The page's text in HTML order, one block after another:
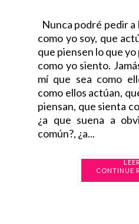
Nunca podré pedir a
como yo soy, que
que piensen lo que
como yo siento.
mí que sea como
como ellos actúan,
piensan, que sienta
¿a que suena a
común?, ¿a...
CONTINUE